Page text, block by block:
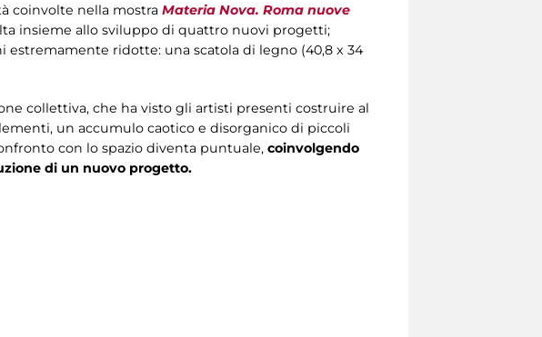
coinvolte nella mostra Materia Nova. Roma nuove
insieme allo sviluppo di quattro nuovi progetti;
ridotte: una scatola di legno (40,8 x 34
collettiva, che ha visto gli artisti presenti costruire al
un accumulo caotico e disorganico di piccoli
con lo spazio diventa puntuale, coinvolgendo
di un nuovo progetto.